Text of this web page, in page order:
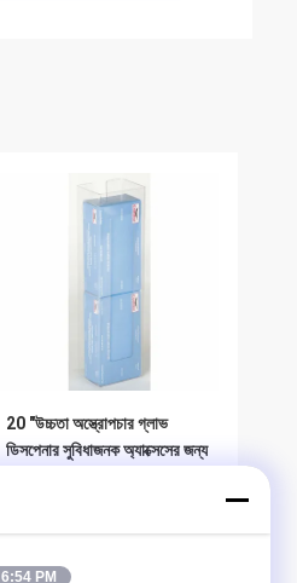
20 "উচ্চতা অস্ত্রোপচার গ্লাভ
ডিসপেনার সুবিধাজনক অ্যাক্সেসের জন্য
ভালো দাম
6:54 PM